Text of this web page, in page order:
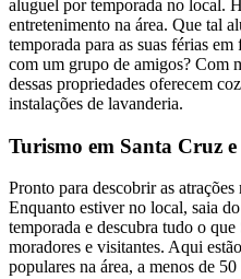
aluguel por temporada no local.
entretenimento na área. Que tal
temporada para as suas férias
com um grupo de amigos? Com
dessas propriedades oferecem
instalações de lavanderia.
Turismo em Santa Cruz
Pronto para descobrir as atrações
Enquanto estiver no local, saia
temporada e descubra tudo o
moradores e visitantes. Aqui
populares na área, a menos de